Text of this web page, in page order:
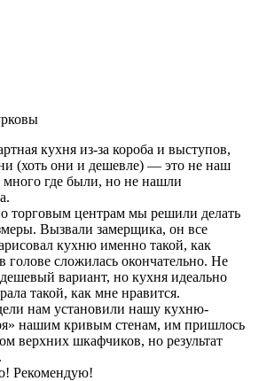
кухня из-за короба и выступов,
(хоть они и дешевле) — это не наш
где были, но не нашли
торговым центрам мы решили делать
Вызвали замерщика, он все
кухню именно такой, как
голове сложилась окончательно. Не
вариант, но кухня идеально
такой, как мне нравится.
нам установили нашу кухню-
нашим кривым стенам, им пришлось
верхних шкафчиков, но результат
Рекомендую!